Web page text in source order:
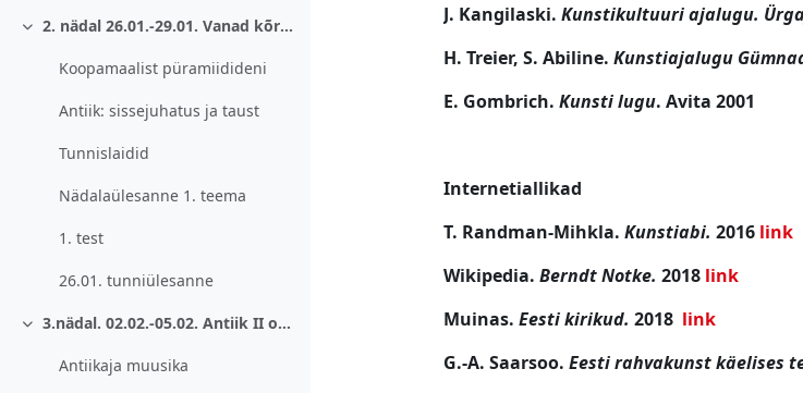
Ahenda 2. nädal 26.01.-29.01. Vanad kõrgkultuurid. Sissejuhatus antiiki.
Koopamaalist püramiidideni
Antiik: sissejuhatus ja taust
Tunnislaidid
Nädalaülesanne 1. teema
1. test
26.01. tunniülesanne
Ahenda 3.nädal. 02.02.-05.02. Antiik II osa: muusika ja kunst.
Antiikaja muusika
J. Kangilaski. Kunstikultuuri ajalugu.
H. Treier, S. Abiline. Kunstiajalugu
E. Gombrich. Kunsti lugu. Avita 2001
Internetiallikad
T. Randman-Mihkla. Kunstiabi. 2016 link
Wikipedia. Berndt Notke. 2018 link
Muinas. Eesti kirikud. 2018 link
G.-A. Saarsoo. Eesti rahvakunst käelises